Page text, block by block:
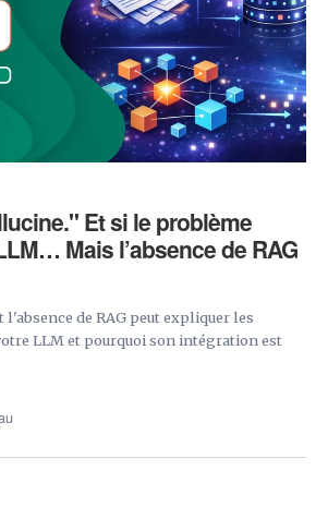
Et si le problème
Mais l’absence de RAG
l'absence de RAG peut expliquer les
LLM et pourquoi son intégration est